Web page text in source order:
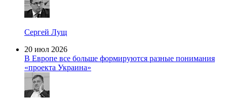
Сергей Лущ
20 июл 2026
В Европе все больше формируются разные понимания
«проекта Украина»